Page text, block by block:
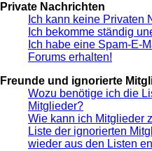
Private Nachrichten
Ich kann keine Privaten
Ich bekomme ständig
Ich habe eine Spam-E-
Forums erhalten!
Freunde und ignorierte
Wozu benötige ich die
Mitglieder?
Wie kann ich Mitglieder
Liste der ignorierten
wieder aus den Listen